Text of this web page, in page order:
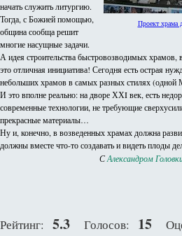
Проект храма
начать служить литургию.
Тогда, с Божией помощью,
община сообща решит
многие насущные задачи.
А идея строительства быстровозводимых
это отличная инициатива! Сегодня есть острая
небольших храмов в самых разных стилях
И это вполне реально: на дворе ХХI век, есть
современные технологии, не требующие
прекрасные материалы…
Ну и, конечно, в возведенных храмах должна
должны вместе что-то создавать и видеть плоды
САлександром
Рейтинг: 5.3 Голосов: 15